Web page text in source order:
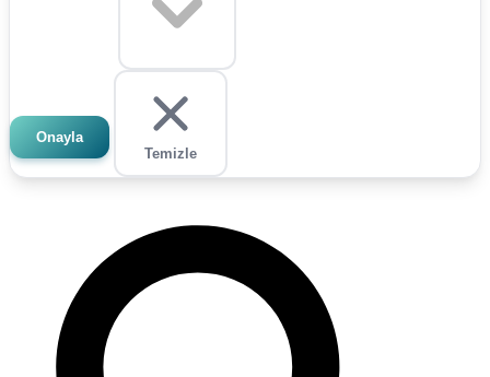
Onayla
Temizle